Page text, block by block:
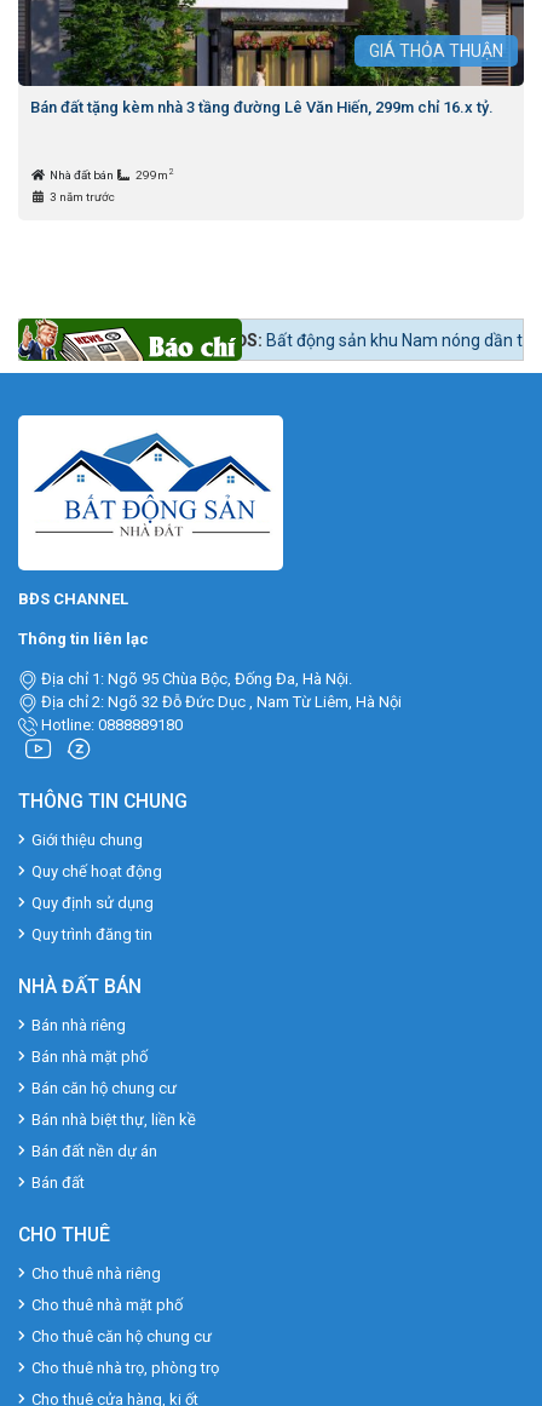
GIÁ THỎA THUẬN
Bán đất tặng kèm nhà 3 tầng đường Lê Văn Hiến, 299m chỉ 16.x tỷ.
Nhà đất bán 299m 2
3 năm trước
tức 24h BĐS:Bất động sản khu Nam nóng dần theo lộ trình lên quận
BĐS CHANNEL
Thông tin liên lạc
Địa chỉ 1: Ngõ 95 Chùa Bộc, Đống Đa, Hà Nội.
Địa chỉ 2: Ngõ 32 Đỗ Đức Dục , Nam Từ Liêm, Hà Nội
Hotline: 0888889180
THÔNG TIN CHUNG
Giới thiệu chung
Quy chế hoạt động
Quy định sử dụng
Quy trình đăng tin
NHÀ ĐẤT BÁN
Bán nhà riêng
Bán nhà mặt phố
Bán căn hộ chung cư
Bán nhà biệt thự, liền kề
Bán đất nền dự án
Bán đất
CHO THUÊ
Cho thuê nhà riêng
Cho thuê nhà mặt phố
Cho thuê căn hộ chung cư
Cho thuê nhà trọ, phòng trọ
Cho thuê cửa hàng, ki ốt